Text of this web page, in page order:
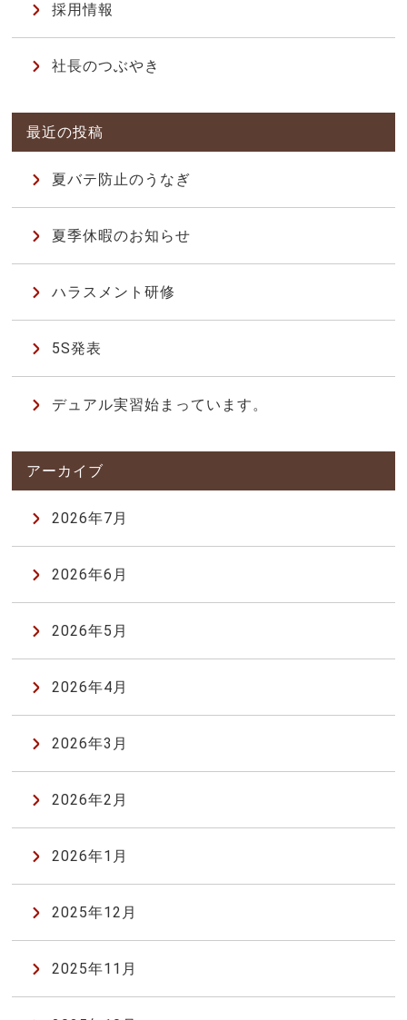
採用情報
社長のつぶやき
夏バテ防止のうなぎ
夏季休暇のお知らせ
ハラスメント研修
5S発表
デュアル実習始まっています。
2026年7月
2026年6月
2026年5月
2026年4月
2026年3月
2026年2月
2026年1月
2025年12月
2025年11月